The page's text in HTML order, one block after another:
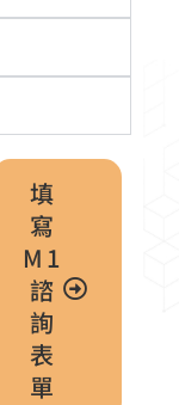
填
寫
M1
諮
詢
表
單